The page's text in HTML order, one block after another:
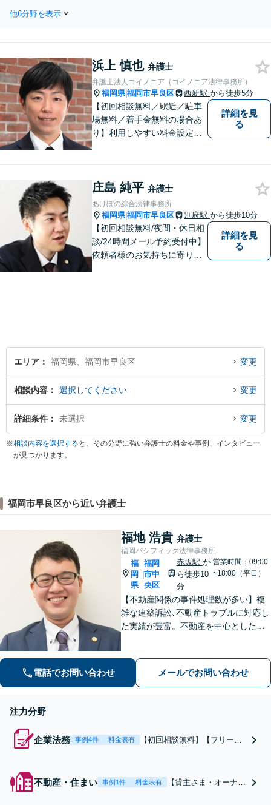
リーズナブルな料金設
定】【弁護士歴7年】
すく、リーズナブルな料金設定】
分】
他6分野を表示
浜上 慎也 弁護士
弁護士法人コイノニア（コイノニア法律事務所）
福岡県|福岡市早良区 西新駅 から徒歩5分
【初回相談無料／駅近／駐車
場無料／着手金無料の場合あ
り】利用しやすい料金設定に
解決へ導きます。話しやすい
雰囲気を大切に、寄り添いつ
つ冷静で強力な味方になりま
す。
詳細を見
る
庄島 純平 弁護士
あけぼの綜合法律事務所
福岡県|福岡市早良区 別府駅 から徒歩10分
【初回相談無料/夜間・休日相
談/24時間メール予約受付中】
依頼者様のお気持ちに寄り添
詳細を見
る
エリア 福岡県、福岡市早良区 変更
相談内容 選択してください 変更
詳細条件 未選択 変更
※相談内容を選択する と、その分野に強い弁護士の料金や事例、インタビュー
が見つかります。
福岡市早良区から近い弁護士
福地 浩貴 弁護士
福岡パシフィック法律事務所
福
岡
県
福岡
市中
央区
赤坂駅 か
ら徒歩10
分
営業時間：09:00
~18:00（平日）
【不動産関係の事件処理数が多い】複
雑な建築訴訟､不動産トラブルに対応し
た実績が豊富。不動産を中心とした相
法務、顧客とのトラブル、予防法務も
お任せ【六本松駅2分】
電話でお問い合わせ メールでお問い合わせ
注力分野
企業法務 事例4件 料金表有
【初回相談無料】【フリーラ
の代わりに弁護士という選択
を！契約書作成・チェック／
不動産・住まい 事例1件 料金表有
【貸主さま・オーナー